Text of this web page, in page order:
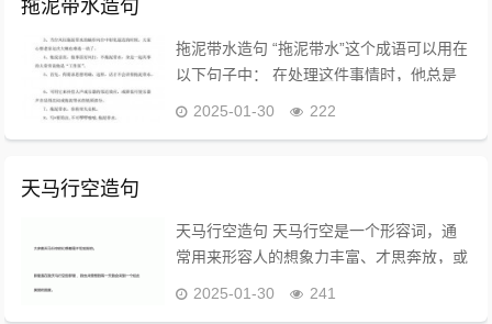
拖泥带水造句
拖泥带水造句 “拖泥带水”这个成语可以用在
以下句子中： 在处理这件事情时，他总是
2025-01-30 222
天马行空造句
天马行空造句 天马行空是一个形容词，通
常用来形容人的想象力丰富、才思奔放，或
2025-01-30 241